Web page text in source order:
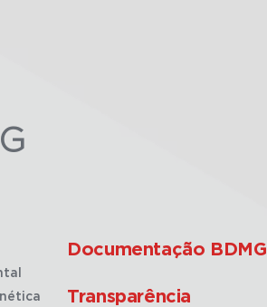
Documentação BDMG
Transparência